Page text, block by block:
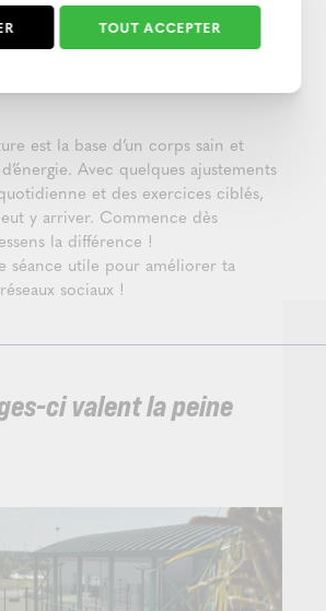
persistantes ou de troubles
un kinésithérapeute ou un
est la base d’un corps sain et
Avec quelques ajustements
et des exercices ciblés,
y arriver. Commence dès
la différence !
séance utile pour améliorer ta
sociaux !
ci valent la peine
TOUT ACCEPTER